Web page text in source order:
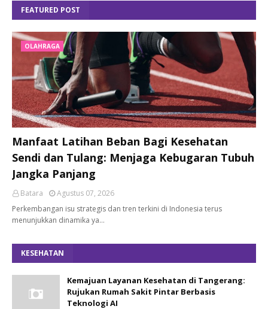
FEATURED POST
OLAHRAGA
Manfaat Latihan Beban Bagi Kesehatan
Sendi dan Tulang: Menjaga Kebugaran Tubuh
Jangka Panjang
Batara
Agustus 07, 2026
Perkembangan isu strategis dan tren terkini di Indonesia terus
menunjukkan dinamika ya…
KESEHATAN
Kemajuan Layanan Kesehatan di Tangerang:
Rujukan Rumah Sakit Pintar Berbasis
Teknologi AI